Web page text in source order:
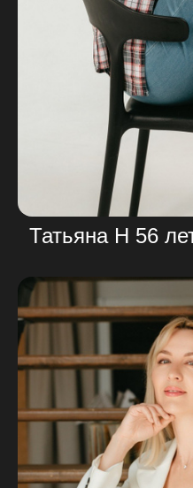
Татьяна Н 56